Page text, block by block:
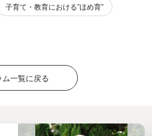
子育て・教育における”ほめ育”
ム一覧に戻る